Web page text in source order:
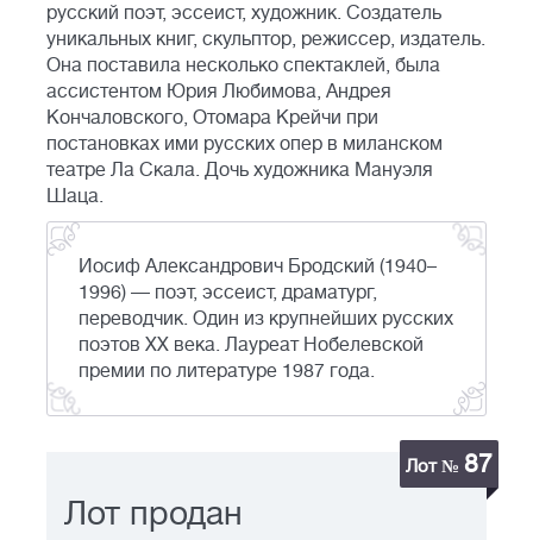
русский поэт, эссеист, художник. Создатель
уникальных книг, скульптор, режиссер, издатель.
Она поставила несколько спектаклей, была
ассистентом Юрия Любимова, Андрея
Кончаловского, Отомара Крейчи при
постановках ими русских опер в миланском
театре Ла Скала. Дочь художника Мануэля
Шаца.
Иосиф Александрович Бродский (1940–
1996) — поэт, эссеист, драматург,
переводчик. Один из крупнейших русских
поэтов XX века. Лауреат Нобелевской
премии по литературе 1987 года.
Лот № 87
Лот продан